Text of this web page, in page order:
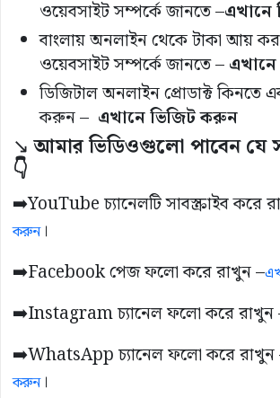
ওয়েবসাইট সম্পর্কে জানতে –
বাংলায় অনলাইন থেকে টাকা আয়
ওয়েবসাইট সম্পর্কে জানতে –
ডিজিটাল অনলাইন প্রোডাক্ট কিনতে
করুন – এখানে ভিজিট করুন
↘️আমার ভিডিওগুলো পাবেন যে
👇
➡️YouTube চ্যানেলটি সাবস্ক্রাইব করে
করুন।
➡️Facebook পেজ ফলো করে রাখুন –
➡️Instagram চ্যানেল ফলো করে রাখুন
➡️WhatsApp চ্যানেল ফলো করে রাখুন
করুন।